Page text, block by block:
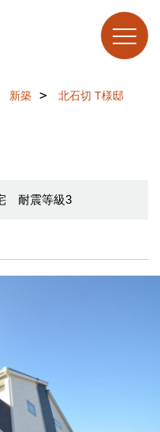
新築 北石切 T様邸
耐震等級3